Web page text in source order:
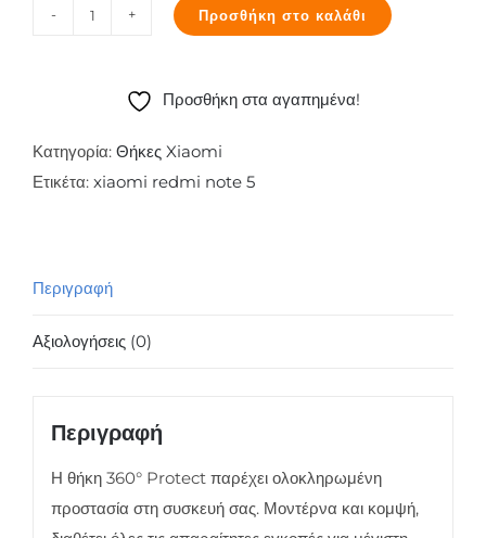
Protect
Xiaomi
Redmi
ποσότητα
Προσθήκη στο καλάθι
Προσθήκη στα αγαπημένα!
Κατηγορία: Θήκες Xiaomi
Ετικέτα: xiaomi redmi note 5
Περιγραφή
Αξιολογήσεις (0)
Περιγραφή
Η θήκη 360° Protect παρέχει ολοκληρωμένη
προστασία στη συσκευή σας. Μοντέρνα και κομψή,